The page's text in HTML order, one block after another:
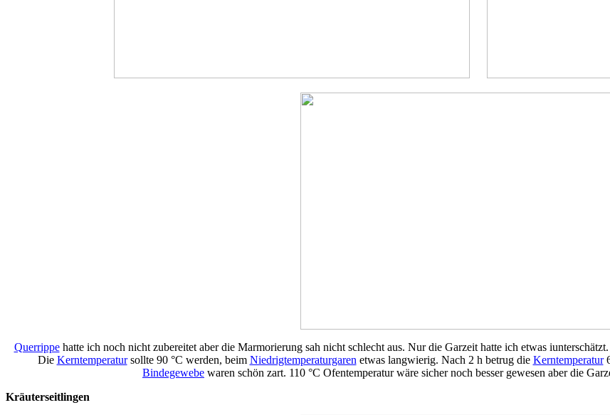
Querrippehatte ich noch nicht zubereitet aber die Marmorierung sah nicht schlecht aus. Nur die Garzeit hatte ich etwas
Die Kerntemperatursollte 90 °C werden, beim Niedrigtemperaturgaren etwas langwierig. Nach 2 h betrug die Kerntemperatur
Bindegewebe waren schön zart. 110 °C Ofentemperatur wäre sicher noch besser gewesen aber die
Kräuterseitlingen